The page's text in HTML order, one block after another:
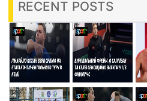
RECENT POSTS